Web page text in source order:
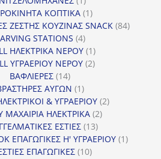
προϊόν
ΚΟΠΤΙΚΑ 11
προϊόν
ΖΕΣΤΗΣ ΚΟΥΖΙΝΑΣ SNACK 8484
STATIONS 44
προϊόντα
ΗΛΕΚΤΡΙΚΑ ΝΕΡΟΥ 11
προϊόν
ΥΓΡΑΕΡΙΟΥ ΝΕΡΟΥ 22
ΒΑΦΛΙΕΡΕΣ 1414
προϊόντα
ΑΥΓΩΝ 11
προϊόν
& ΥΓΡΑΕΡΙΟΥ 22
ΜΑΧΑΙΡΙΑ ΗΛΕΚΤΡΙΚΑ 22
ΕΣΤΙΕΣ 1313
προϊόντα
ΕΠΑΓΩΓΙΚΕΣ Η' ΥΓΡΑΕΡΙΟΥ 11
ΕΠΑΓΩΓΙΚΕΣ 1010